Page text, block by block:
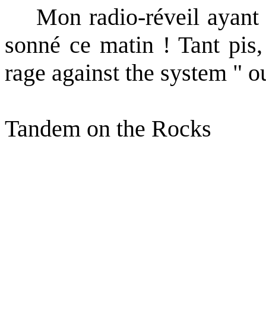
Mon radio-réveil ayant
sonné ce matin ! Tant
rage against the system "
Tandem on the Rocks